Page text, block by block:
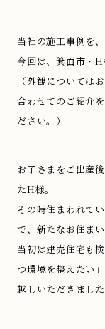
当社の施工事例を
今回は、箕面市・
（外観については
合わせてのご紹介
ださい。）
お子さまをご出産
たH様。
その時住まわれて
で、新たなお住ま
当初は建売住宅も
つ環境を整えたい
越しいただきました